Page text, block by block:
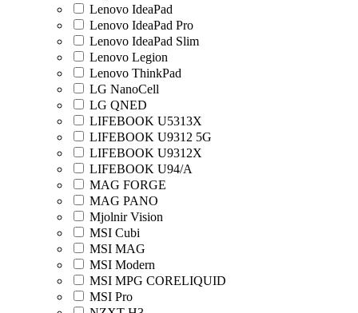
Lenovo IdeaPad
Lenovo IdeaPad Pro
Lenovo IdeaPad Slim
Lenovo Legion
Lenovo ThinkPad
LG NanoCell
LG QNED
LIFEBOOK U5313X
LIFEBOOK U9312 5G
LIFEBOOK U9312X
LIFEBOOK U94/A
MAG FORGE
MAG PANO
Mjolnir Vision
MSI Cubi
MSI MAG
MSI Modern
MSI MPG CORELIQUID
MSI Pro